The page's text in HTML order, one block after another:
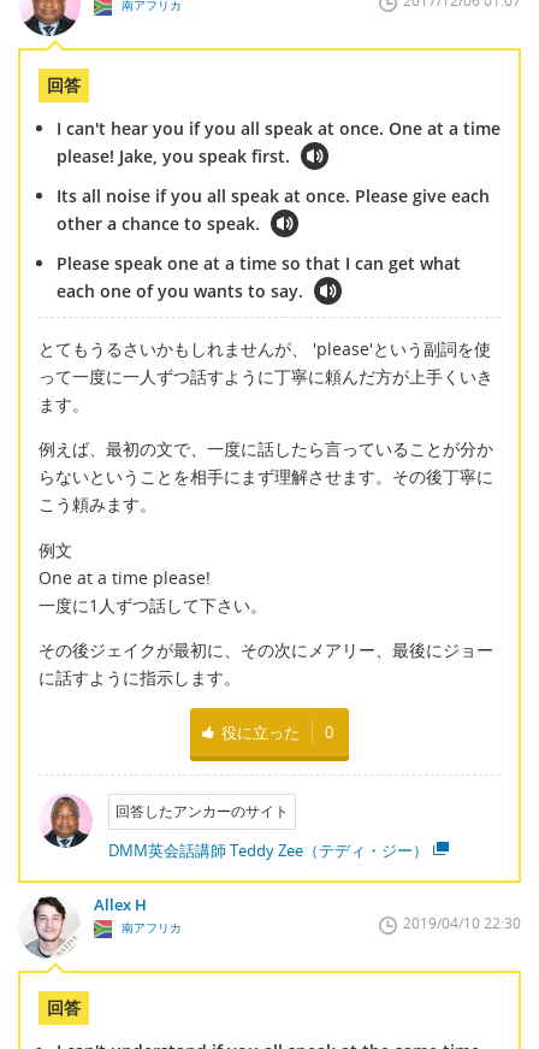
南アフリカ
回答
I can't hear you if you all speak at once. One at a time
please! Jake, you speak first.
Its all noise if you all speak at once. Please give each
other a chance to speak.
Please speak one at a time so that I can get what
each one of you wants to say.
とてもうるさいかもしれませんが、 'please'という副詞を使
って一度に一人ずつ話すように丁寧に頼んだ方が上手くいき
ます。
例えば、最初の文で、一度に話したら言っていることが分か
らないということを相手にまず理解させます。その後丁寧に
こう頼みます。
例文
One at a time please!
一度に1人ずつ話して下さい。
その後ジェイクが最初に、その次にメアリー、最後にジョー
に話すように指示します。
役に立った 0
回答したアンカーのサイト
DMM英会話講師 Teddy Zee（テディ・ジー）
Allex H
南アフリカ 2019/04/10 22:30
回答